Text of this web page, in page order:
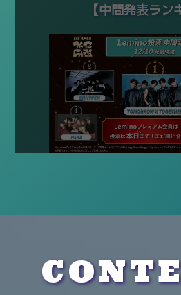
・投票結果は配信の最後にご確認いた
その他の利用規約をご確認の上、投票
【中間発表ラン